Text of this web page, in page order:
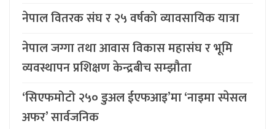
नेपाल वितरक संघ र २५ वर्षको व्यावसायिक यात्रा
नेपाल जग्गा तथा आवास विकास महासंघ र भूमि
व्यवस्थापन प्रशिक्षण केन्द्रबीच सम्झौता
‘सिएफमोटो २५० डुअल ईएफआइ’मा ‘नाइमा स्पेसल
अफर’ सार्वजनिक